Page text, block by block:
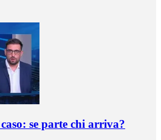
se parte chi arriva?